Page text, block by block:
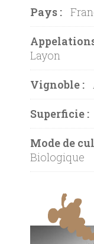
Pays :
Layon
Vignoble :
Superficie :
Mode de
Biologique